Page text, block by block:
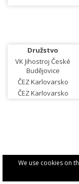
We use cookies on
Družstvo
VK Jihostroj České
Budějovice
ČEZ Karlovarsko
ČEZ Karlovarsko